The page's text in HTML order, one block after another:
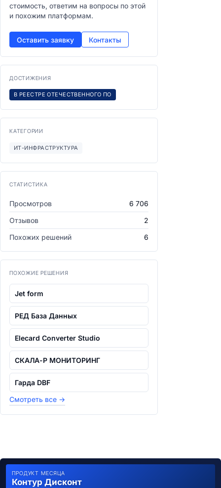
стоимость, ответим на вопросы по этой
и похожим платформам.
Оставить заявку Контакты
ДОСТИЖЕНИЯ
В РЕЕСТРЕ ОТЕЧЕСТВЕННОГО ПО
КАТЕГОРИИ
ИТ-ИНФРАСТРУКТУРА
СТАТИСТИКА
Просмотров
6 706
Отзывов
2
Похожих решений
6
ПОХОЖИЕ РЕШЕНИЯ
Jet form
РЕД База Данных
Elecard Converter Studio
СКАЛА-Р МОНИТОРИНГ
Гарда DBF
Смотреть все →
ПРОДУКТ МЕСЯЦА
Контур Дисконт